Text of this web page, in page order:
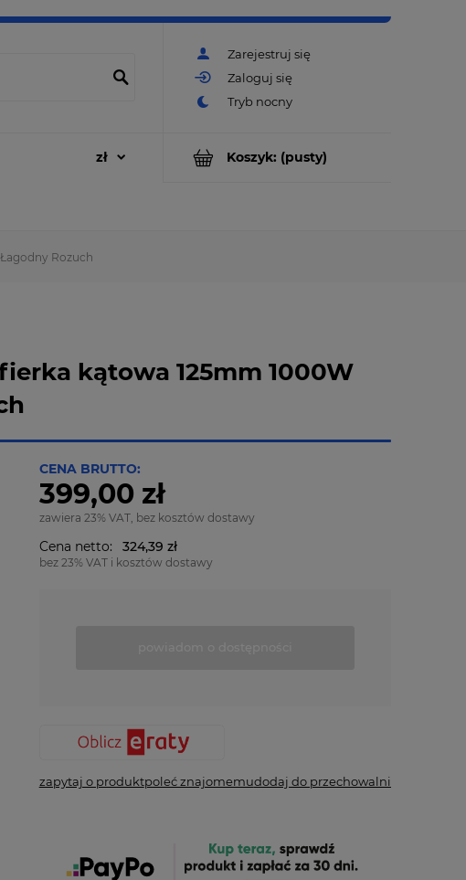
Zarejestruj się
Zaloguj się
Koszyk: (pusty)
Rozuch
kątowa 125mm 1000W
CENA BRUTTO:
399,00 zł
zawiera 23% VAT, bez kosztów dostawy
Cena netto: 324,39 zł
bez 23% VAT i kosztów dostawy
zapytaj o produktpoleć znajomemudodaj do przechowalni